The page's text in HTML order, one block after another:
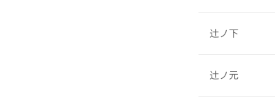
辻ノ下
辻ノ元